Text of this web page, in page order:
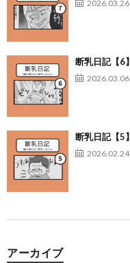
2026.03.26
断乳日記【6】
2026.03.06
断乳日記【5】
2026.02.24
アーカイブ